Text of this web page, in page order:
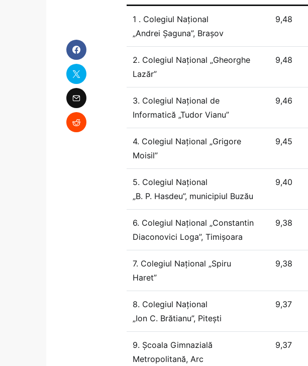
1 . Colegiul Național
„Andrei Șaguna”, Brașov
9,48
2. Colegiul Național „Gheorghe
Lazăr”
9,48
3. Colegiul Național de
Informatică „Tudor Vianu”
9,46
4. Colegiul Național „Grigore
Moisil”
9,45
5. Colegiul Național
„B. P. Hasdeu”, municipiul Buzău
9,40
6. Colegiul Național „Constantin
Diaconovici Loga”, Timișoara
9,38
7. Colegiul Național „Spiru
Haret”
9,38
8. Colegiul Național
„Ion C. Brătianu”, Pitești
9,37
9. Școala Gimnazială
Metropolitană, Arc
9,37